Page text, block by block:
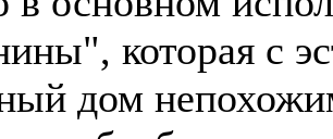
которая с
дом